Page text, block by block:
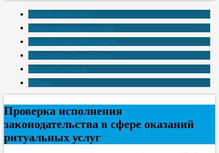
Информация по 8-ФЗ
Противодействие коррупции
Муниципальные образования
Нормативно-правовые акты
Интернет-приёмная
Выборы
Проверка исполнения
законодательства в сфере оказаний
ритуальных услуг